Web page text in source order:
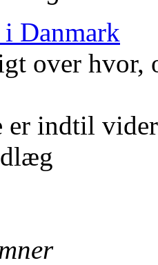
i Danmark
over hvor,
er indtil